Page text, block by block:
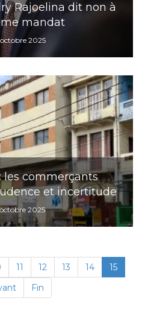
Rajoelina dit non à
mandat
2025
les commerçants
et incertitude
2025
11 12 13 14
15
Fin